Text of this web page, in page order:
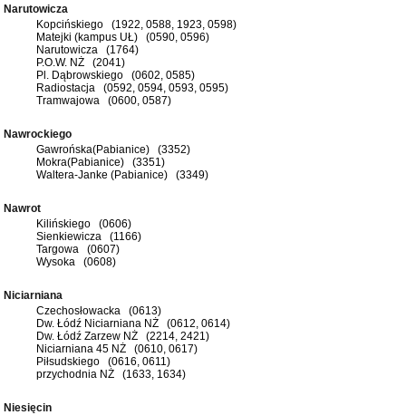
Narutowicza
Kopcińskiego (1922, 0588, 1923, 0598)
Matejki (kampus UŁ) (0590, 0596)
Narutowicza (1764)
P.O.W. NŻ (2041)
Pl. Dąbrowskiego (0602, 0585)
Radiostacja (0592, 0594, 0593, 0595)
Tramwajowa (0600, 0587)
Nawrockiego
Gawrońska(Pabianice) (3352)
Mokra(Pabianice) (3351)
Waltera-Janke (Pabianice) (3349)
Nawrot
Kilińskiego (0606)
Sienkiewicza (1166)
Targowa (0607)
Wysoka (0608)
Niciarniana
Czechosłowacka (0613)
Dw. Łódź Niciarniana NŻ (0612, 0614)
Dw. Łódź Zarzew NŻ (2214, 2421)
Niciarniana 45 NŻ (0610, 0617)
Piłsudskiego (0616, 0611)
przychodnia NŻ (1633, 1634)
Niesięcin